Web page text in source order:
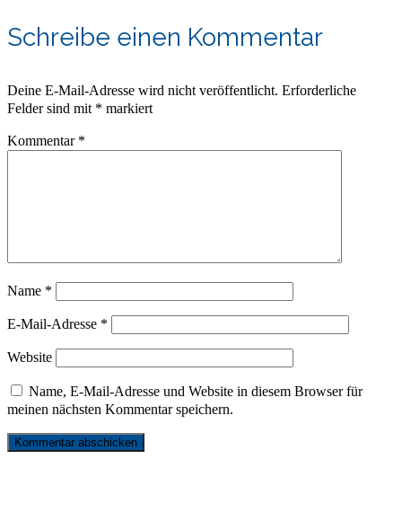
Schreibe einen Kommentar
Deine E-Mail-Adresse wird nicht veröffentlicht. Erforderliche
Felder sind mit * markiert
Kommentar *
Name *
E-Mail-Adresse *
Website
Name, E-Mail-Adresse und Website in diesem Browser für
meinen nächsten Kommentar speichern.